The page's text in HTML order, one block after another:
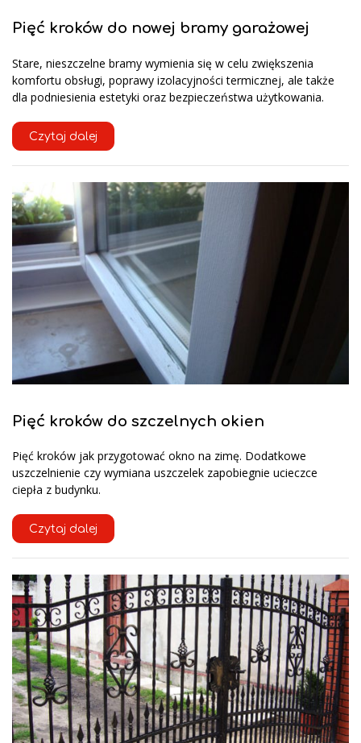
Pięć kroków do nowej bramy garażowej
Stare, nieszczelne bramy wymienia się w celu zwiększenia
komfortu obsługi, poprawy izolacyjności termicznej, ale także
dla podniesienia estetyki oraz bezpieczeństwa użytkowania.
Czytaj dalej
Pięć kroków do szczelnych okien
Pięć kroków jak przygotować okno na zimę. Dodatkowe
uszczelnienie czy wymiana uszczelek zapobiegnie ucieczce
ciepła z budynku.
Czytaj dalej